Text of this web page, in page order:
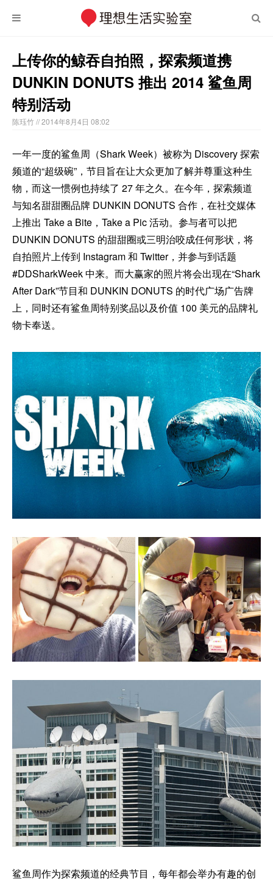
上传你的鲸吞自拍照，探索频道携
DUNKIN DONUTS 推出 2014 鲨鱼周
特别活动
陈珏竹// 2014年8月4日 08:02
一年一度的鲨鱼周（Shark Week）被称为 Discovery 探索
频道的“超级碗”，节目旨在让大众更加了解并尊重这种生
物，而这一惯例也持续了 27 年之久。在今年，探索频道
与知名甜甜圈品牌 DUNKIN DONUTS 合作，在社交媒体
上推出 Take a Bite，Take a Pic 活动。参与者可以把
DUNKIN DONUTS 的甜甜圈或三明治咬成任何形状，将
自拍照片上传到 Instagram 和 Twitter，并参与到话题
#DDSharkWeek 中来。而大赢家的照片将会出现在“Shark
After Dark”节目和 DUNKIN DONUTS 的时代广场广告牌
上，同时还有鲨鱼周特别奖品以及价值 100 美元的品牌礼
物卡奉送。
鲨鱼周作为探索频道的经典节目，每年都会举办有趣的创